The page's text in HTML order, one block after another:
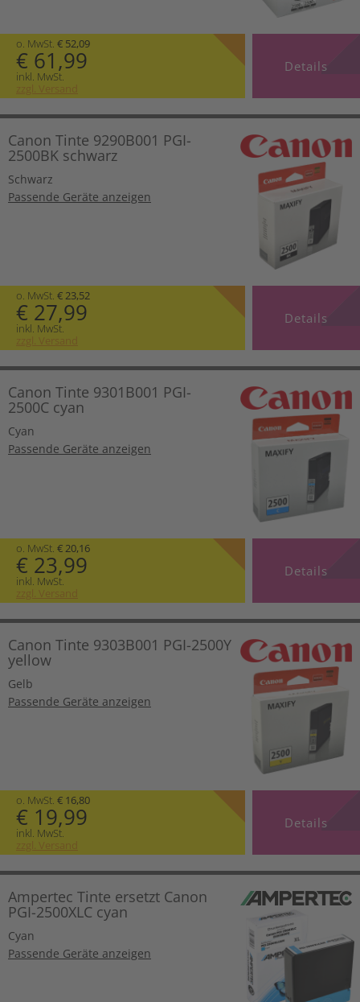
o. MwSt. € 52,09
€ 61,99
inkl. MwSt.
zzgl. Versand
Details
Canon Tinte 9290B001 PGI-
2500BK schwarz
Schwarz
Passende Geräte anzeigen
o. MwSt. € 23,52
€ 27,99
inkl. MwSt.
zzgl. Versand
Details
Canon Tinte 9301B001 PGI-
2500C cyan
Cyan
Passende Geräte anzeigen
o. MwSt. € 20,16
€ 23,99
inkl. MwSt.
zzgl. Versand
Details
Canon Tinte 9303B001 PGI-2500Y
yellow
Gelb
Passende Geräte anzeigen
o. MwSt. € 16,80
€ 19,99
inkl. MwSt.
zzgl. Versand
Details
Ampertec Tinte ersetzt Canon
PGI-2500XLC cyan
Cyan
Passende Geräte anzeigen